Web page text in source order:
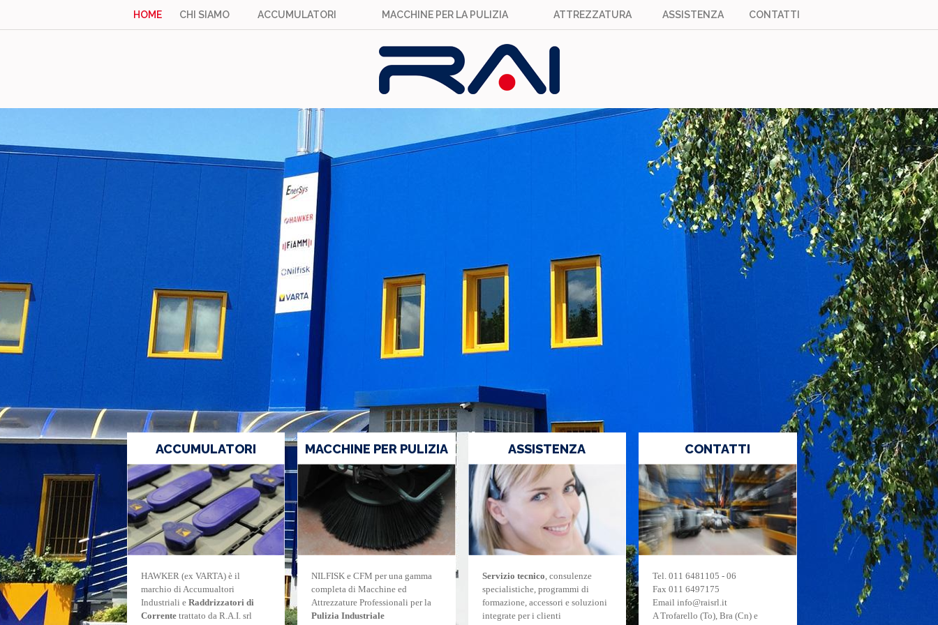
HOME CHI SIAMO ACCUMULATORI MACCHINE PER LA PULIZIA ATTREZZATURA ASSISTENZA CONTATTI
ACCUMULATORI
HAWKER (ex VARTA) è il
marchio di Accumualtori
Industriali e Raddrizzatori di
Corrente trattato da R.A.I. srl
MACCHINE PER PULIZIA
NILFISK e CFM per una gamma
completa di Macchine ed
Attrezzature Professionali per la
Pulizia Industriale
ASSISTENZA
Servizio tecnico , consulenze
specialistiche, programmi di
formazione, accessori e soluzioni
integrate per i clienti
CONTATTI
Tel. 011 6481105 - 06
Fax 011 6497175
Email info@raisrl.it
A Trofarello (To), Bra (Cn) e